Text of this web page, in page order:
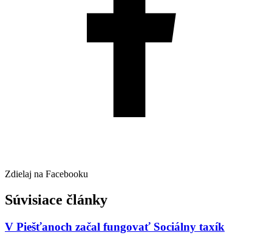
Zdielaj na Facebooku
Súvisiace články
V Piešťanoch začal fungovať Sociálny taxík